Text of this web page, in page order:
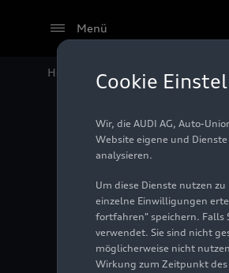
Menü
Home Audi Media Center
Cookie
Wir, die AUDI AG, Auto-
Website eigene und
analysieren.
Um diese Dienste nutzen
einzelne Einwilligungen
fortfahren" speichern. Falls
verwendet. Sie sind nicht
möglicherweise nicht
Wirkung zum Zeitpunkt